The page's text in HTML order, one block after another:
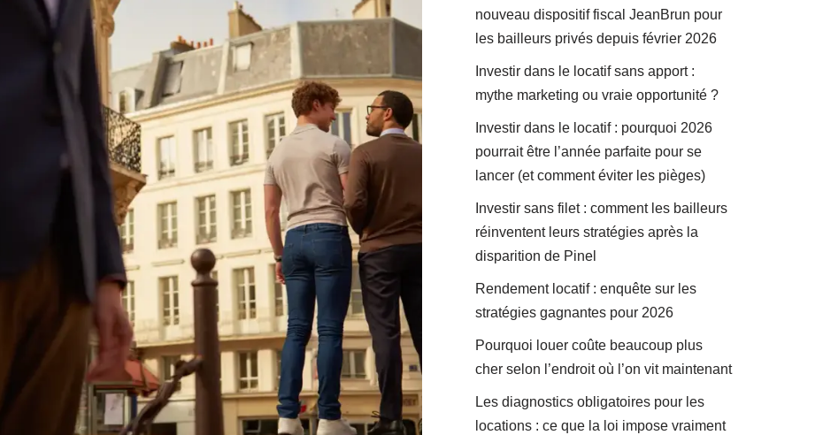
nouveau dispositif fiscal JeanBrun pour
les bailleurs privés depuis février 2026
Investir dans le locatif sans apport :
mythe marketing ou vraie opportunité ?
Investir dans le locatif : pourquoi 2026
pourrait être l’année parfaite pour se
lancer (et comment éviter les pièges)
Investir sans filet : comment les bailleurs
réinventent leurs stratégies après la
disparition de Pinel
Rendement locatif : enquête sur les
stratégies gagnantes pour 2026
Pourquoi louer coûte beaucoup plus
cher selon l’endroit où l’on vit maintenant
Les diagnostics obligatoires pour les
locations : ce que la loi impose vraiment